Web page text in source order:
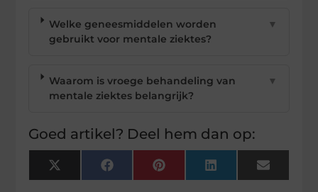
Welke geneesmiddelen worden
gebruikt voor mentale ziektes?
▼
Waarom is vroege behandeling van
mentale ziektes belangrijk?
▼
Goed artikel? Deel hem dan op:
X
(Twitter)
FacebookPinterest LinkedIn Email